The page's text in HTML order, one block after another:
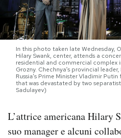
NEWSLETTER
I MIEI PREFERITI
SHOP
In this photo taken late Wednesday,
Hilary Swank, center, attends a
residential and commercial complex
Grozny. Chechnya’s provincial
Russia’s Prime Minister Vladimir
that was devastated by two
Sadulayev)
L’attrice americana Hilary
suo manager e alcuni